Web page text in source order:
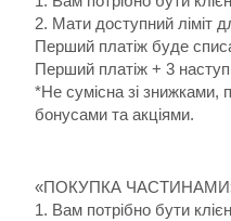
2. Мати доступний ліміт
Перший платіж буде
Перший платіж + 3
*Не сумісна зі знижками,
бонусами та акціями.
«ПОКУПКА ЧАСТИНАМИ»
1. Вам потрібно бути